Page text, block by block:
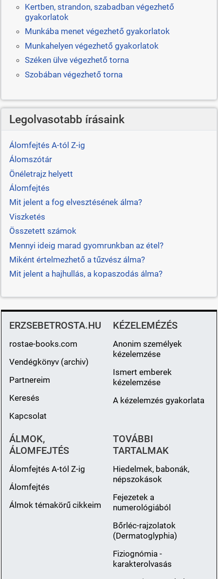
Kertben, strandon, szabadban végezhető
gyakorlatok
Munkába menet végezhető gyakorlatok
Munkahelyen végezhető gyakorlatok
Széken ülve végezhető torna
Szobában végezhető torna
Legolvasotabb írásaink
Álomfejtés A-tól Z-ig
Álomszótár
Önéletrajz helyett
Álomfejtés
Mit jelent a fog elvesztésének álma?
Viszketés
Összetett számok
Mennyi ideig marad gyomrunkban az étel?
Miként értelmezhető a tűzvész álma?
Mit jelent a hajhullás, a kopaszodás álma?
ERZSEBETROSTA.HU
rostae-books.com
Vendégkönyv (archiv)
Partnereim
Keresés
Kapcsolat
KÉZELEMÉZÉS
Anonim személyek
kézelemzése
Ismert emberek
kézelemzése
A kézelemzés gyakorlata
ÁLMOK,
ÁLOMFEJTÉS
Álomfejtés A-tól Z-ig
Álomfejtés
Álmok témakörű cikkeim
TOVÁBBI
TARTALMAK
Hiedelmek, babonák,
népszokások
Fejezetek a
numerológiából
Bőrléc-rajzolatok
(Dermatoglyphia)
Fiziognómia -
karakterolvasás